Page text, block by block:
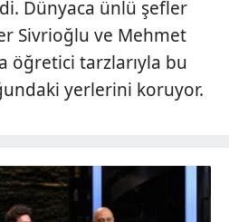
Dünyaca ünlü şefler
Sivrioğlu ve Mehmet
öğretici tarzlarıyla bu
yerlerini koruyor.